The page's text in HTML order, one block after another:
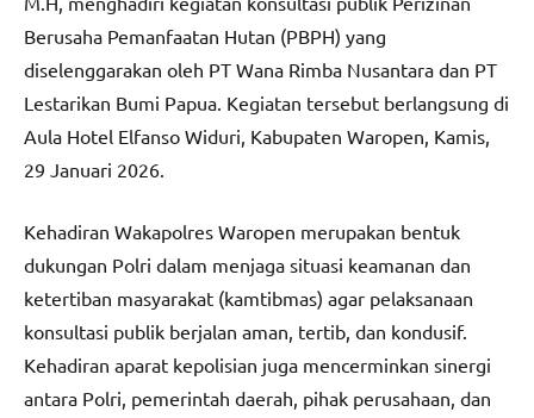
Berusaha Pemanfaatan Hutan (PBPH) yang
diselenggarakan oleh PT Wana Rimba Nusantara dan PT
Lestarikan Bumi Papua. Kegiatan tersebut berlangsung di
Aula Hotel Elfanso Widuri, Kabupaten Waropen, Kamis,
29 Januari 2026.
Kehadiran Wakapolres Waropen merupakan bentuk
dukungan Polri dalam menjaga situasi keamanan dan
ketertiban masyarakat (kamtibmas) agar pelaksanaan
konsultasi publik berjalan aman, tertib, dan kondusif.
Kehadiran aparat kepolisian juga mencerminkan sinergi
antara Polri, pemerintah daerah, pihak perusahaan, dan